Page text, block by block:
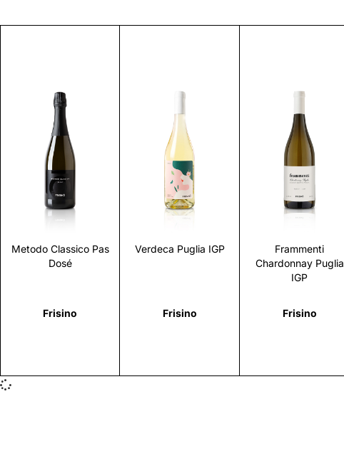
Metodo Classico Pas
Dosé
Frisino
Scopri
Verdeca Puglia IGP
Frisino
Scopri
Frammenti
Chardonnay Puglia
IGP
Frisino
Scopri